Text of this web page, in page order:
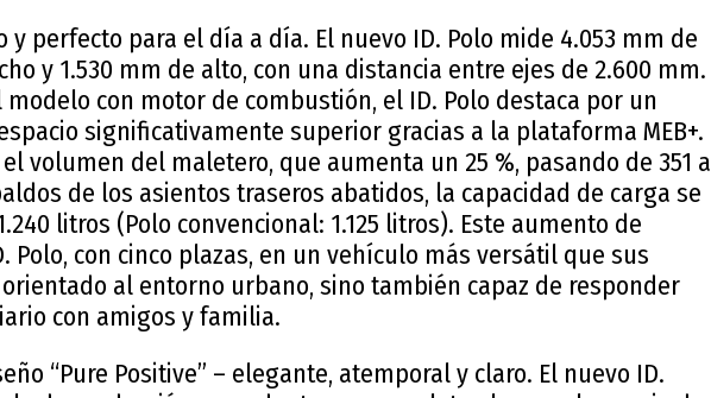
y perfecto para el día a día. El nuevo ID. Polo mide 4.053 mm de
y 1.530 mm de alto, con una distancia entre ejes de 2.600 mm.
modelo con motor de combustión, el ID. Polo destaca por un
significativamente superior gracias a la plataforma MEB+.
volumen del maletero, que aumenta un 25 %, pasando de 351 a
de los asientos traseros abatidos, la capacidad de carga se
litros (Polo convencional: 1.125 litros). Este aumento de
Polo, con cinco plazas, en un vehículo más versátil que sus
al entorno urbano, sino también capaz de responder
con amigos y familia.
“Pure Positive” – elegante, atemporal y claro. El nuevo ID.